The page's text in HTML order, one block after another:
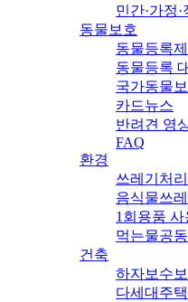
민간·가정
동물보호
동물등록제
동물등록
국가동물
카드뉴스
반려견 영
FAQ
환경
쓰레기처리
음식물쓰레
1회용품 사
먹는물공
건축
하자보수
다세대주